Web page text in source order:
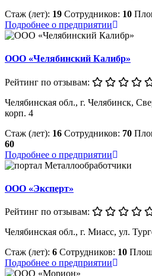
Стаж (лет): 19 Сотрудников: 10
Подробнее о предприятии
ООО «Челябинский Калибр»
Рейтинг по отзывам:
Челябинская обл., г. Челябинск,
корп. 4
Стаж (лет): 16 Сотрудников: 70
60
Подробнее о предприятии
ООО «Эксперт»
Рейтинг по отзывам:
Челябинская обл., г. Миасс, ул.
Стаж (лет): 6 Сотрудников: 10
Подробнее о предприятии